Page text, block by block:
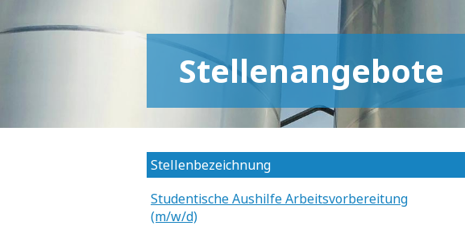
Stellenangebote
Stellenbezeichnung
Studentische Aushilfe Arbeitsvorbereitung
(m/w/d)